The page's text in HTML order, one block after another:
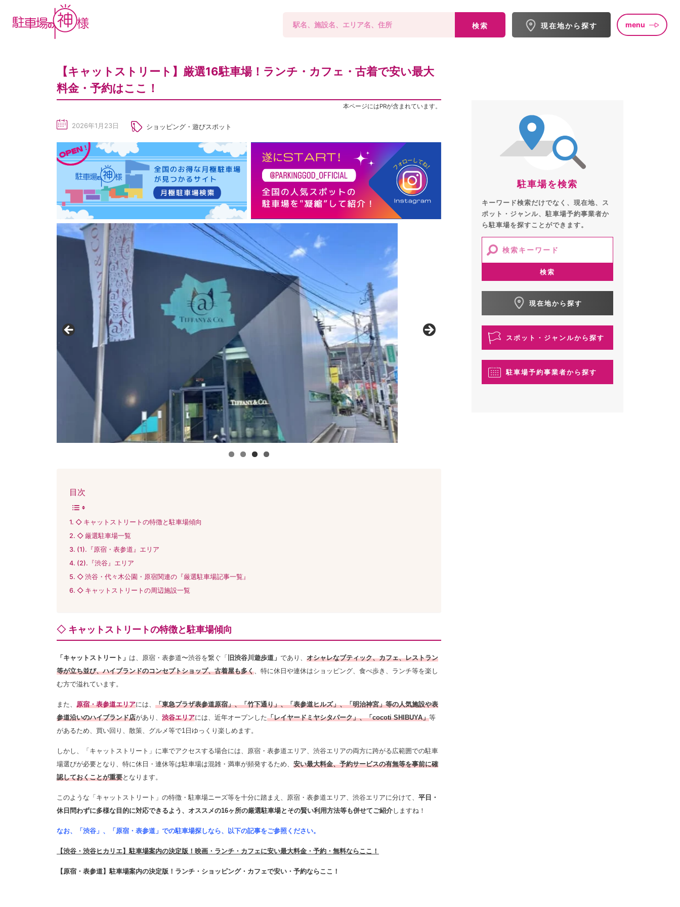
検索 現在地から探す menu
【キャットストリート】厳選16駐車場！ランチ・カフェ・古着で安い最大
料金・予約はここ！
本ページにはPRが含まれています。
he
du
2026年1月23日 ショッピング・遊びスポット
目次
◇ キャットストリートの特徴と駐車場傾向
◇ 厳選駐車場一覧
(1).『原宿・表参道』エリア
(2).『渋谷』エリア
◇ 渋谷・代々木公園・原宿関連の『厳選駐車場記事一覧』
◇ キャットストリートの周辺施設一覧
◇ キャットストリートの特徴と駐車場傾向
「キャットストリート」 は、原宿・表参道〜渋谷を繋ぐ「 旧渋谷川遊歩道」 であり、 オシャレなブティック、カフェ、レストラン
等が立ち並び、ハイブランドのコンセプトショップ、古着屋も多く
特に休日や連休はショッピング、食べ歩き、ランチ等を楽し
む方で溢れています。
また、 原宿・表参道エリアには、 「東急プラザ表参道原宿」、「竹下通り」、「表参道ヒルズ」、「明治神宮」等の人気施設や表
参道沿いのハイブランド店があり、 渋谷エリアには、近年オープンした「レイヤードミヤシタパーク」、「cocoti SHIBUYA」等
があるため、買い回り、散策、グルメ等で1日ゆっくり楽しめます。
しかし、「キャットストリート」に車でアクセスする場合には、原宿・表参道エリア、渋谷エリアの両方に跨がる広範囲での駐車
場選びが必要となり、特に休日・連休等は駐車場は混雑・満車が頻発するため、 安い最大料金、予約サービスの有無等を事前に確
認しておくことが重要となります。
このような「キャットストリート」の特徴・駐車場ニーズ等を十分に踏まえ、原宿・表参道エリア、渋谷エリアに分けて、 平日・
休日問わずに多様な目的に対応できるよう、 オススメの16ヶ所の厳選駐車場とその賢い利用方法等も併せてご紹介しますね！
なお、「渋谷」、「原宿・表参道」での駐車場探しなら、以下の記事をご参照ください。
【渋谷・渋谷ヒカリエ】駐車場案内の決定版！映画・ランチ・カフェに安い最大料金・予約・無料ならここ！
【原宿・表参道】駐車場案内の決定版！ランチ・ショッピング・カフェで安い・予約ならここ！
駐車場を検索
キーワード検索だけでなく、現在地、ス
ポット・ジャンル、駐車場予約事業者か
ら駐車場を探すことができます。
検索
現在地から探す
スポット・ジャンルから探す
駐車場予約事業者から探す